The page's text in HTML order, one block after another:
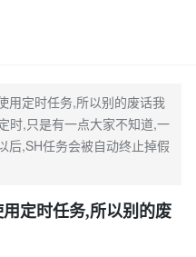
用定时任务,所以别的废话我
时,只是有一点大家不知道,一
后,SH任务会被自动终止掉假
定时任务,所以别的废